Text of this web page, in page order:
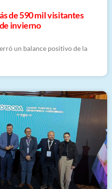
de 590 mil visitantes
invierno
un balance positivo de la